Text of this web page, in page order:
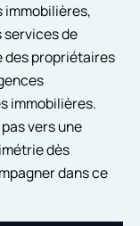
immobilières,
de
des propriétaires
immobilières.
vers une
dès
dans ce